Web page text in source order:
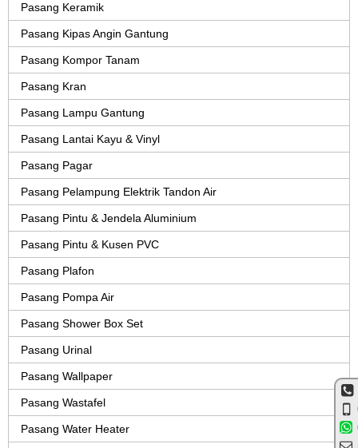
Pasang Keramik
Pasang Kipas Angin Gantung
Pasang Kompor Tanam
Pasang Kran
Pasang Lampu Gantung
Pasang Lantai Kayu & Vinyl
Pasang Pagar
Pasang Pelampung Elektrik Tandon Air
Pasang Pintu & Jendela Aluminium
Pasang Pintu & Kusen PVC
Pasang Plafon
Pasang Pompa Air
Pasang Shower Box Set
Pasang Urinal
Pasang Wallpaper
Pasang Wastafel
Pasang Water Heater